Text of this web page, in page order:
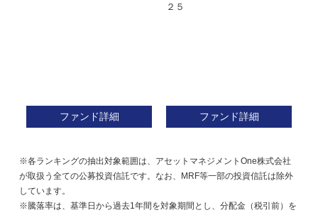
ファンド詳細
２５
ファンド詳細
※各ランキングの抽出対象範囲は、アセットマネジメントOne株式会社
が取扱う全ての公募投資信託です。なお、MRF等一部の投資信託は除外
しています。
※騰落率は、基準日から過去1年間を対象期間とし、分配金（税引前）を